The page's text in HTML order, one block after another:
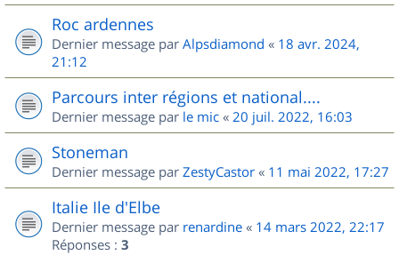
Roc ardennes
Dernier message par Alpsdiamond « 18 avr. 2024,
21:12
Parcours inter régions et national....
Dernier message par le mic « 20 juil. 2022, 16:03
Stoneman
Dernier message par ZestyCastor « 11 mai 2022, 17:27
Italie Ile d'Elbe
Dernier message par renardine « 14 mars 2022, 22:17
Réponses : 3